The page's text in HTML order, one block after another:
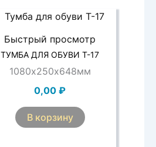
Быстрый просмотр
ТУМБА ДЛЯ ОБУВИ Т-17
1080х250х648мм
0,00₽
В корзину